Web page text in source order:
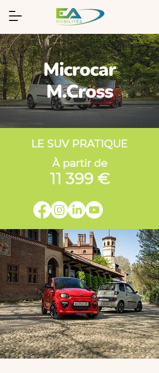
Microcar
M.Cross
LE SUV PRATIQUE
À partir de
11 399 €